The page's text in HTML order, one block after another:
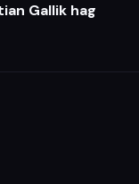
Gallik hag